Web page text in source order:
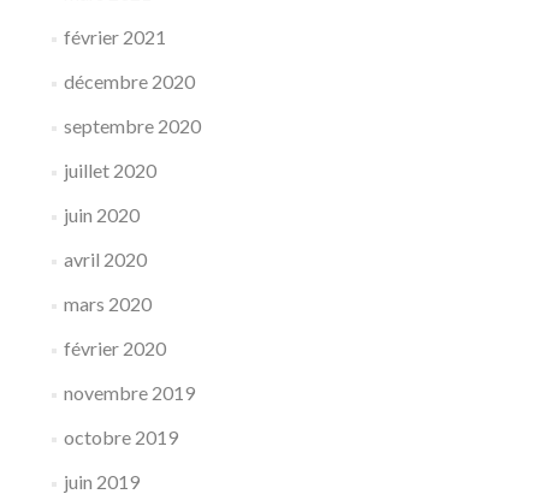
février 2021
décembre 2020
septembre 2020
juillet 2020
juin 2020
avril 2020
mars 2020
février 2020
novembre 2019
octobre 2019
juin 2019